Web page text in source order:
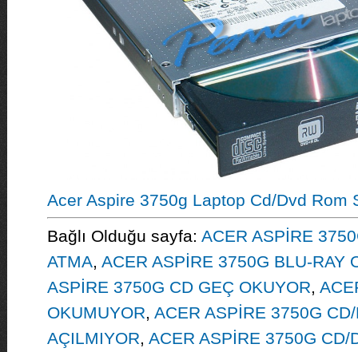
Acer Aspire 3750g Laptop Cd/Dvd Rom
Bağlı Olduğu sayfa: ACER ASPİRE
ATMA, ACER ASPİRE 3750G BLU-RAY
ASPİRE 3750G CD GEÇ OKUYOR,
OKUMUYOR, ACER ASPİRE 3750G
AÇILMIYOR, ACER ASPİRE 3750G CD/